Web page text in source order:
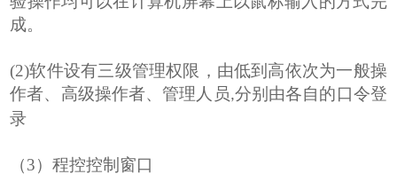
成。
(2)软件设有三级管理权限，由低到高依次为一般操
作者、高级操作者、管理人员,分别由各自的口令登
录
（3）程控控制 窗口